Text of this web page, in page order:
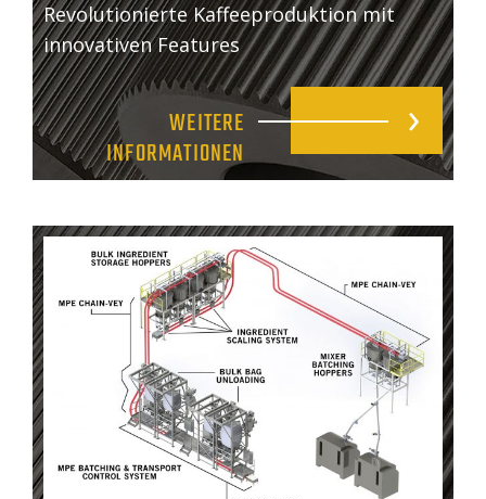
Revolutionierte Kaffeeproduktion mit
innovativen Features
WEITERE
INFORMATIONEN